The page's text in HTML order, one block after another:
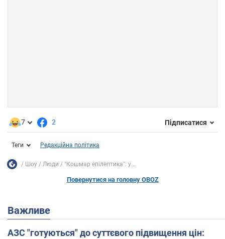
7 2 Підписатися
Теги Редакційна політика
Шоу Люди "Кошмар епілептика": у...
Повернутися на головну OBOZ
Важливе
АЗС "готуються" до суттєвого підвищення цін: